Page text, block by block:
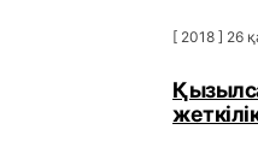
[ 2018 ] 26